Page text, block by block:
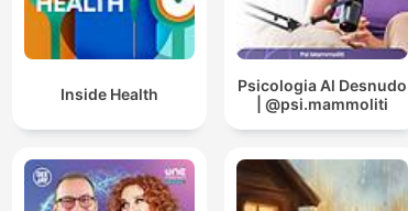
Inside Health
Psicologia Al Desnudo
| @psi.mammoliti